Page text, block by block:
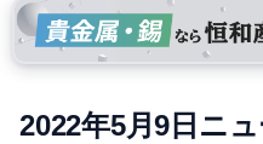
2022年5月9日ニ